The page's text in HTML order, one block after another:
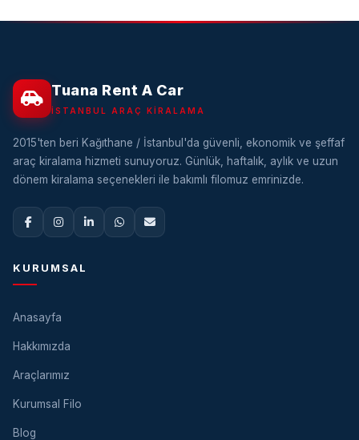
Tuana Rent A Car
İSTANBUL ARAÇ KIRALAMA
2015'ten beri Kağıthane / İstanbul'da güvenli, ekonomik ve şeffaf
araç kiralama hizmeti sunuyoruz. Günlük, haftalık, aylık ve uzun
dönem kiralama seçenekleri ile bakımlı filomuz emrinizde.
KURUMSAL
Anasayfa
Hakkımızda
Araçlarımız
Kurumsal Filo
Blog